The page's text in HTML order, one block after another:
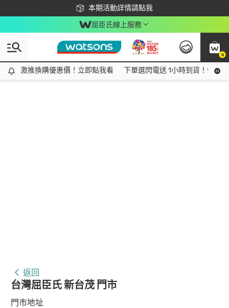
本期活動詳情請點我
下載app最高回饋$350
屈臣氏線上服務
0
激推換購優惠價！立即點我看
激推換購優惠價！立即點我看 下單選閃電送 1小時到貨！領神
返回
台灣屈臣氏 新台茂 門市
門市地址